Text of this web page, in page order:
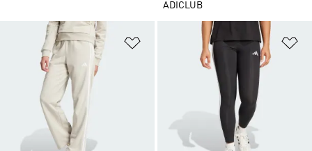
ADICLUB
Adicionar à Lista de Desejos